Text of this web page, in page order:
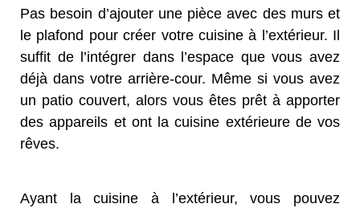
Pas besoin d’ajouter une pièce avec des murs et
le plafond pour créer votre cuisine à l’extérieur. Il
suffit de l’intégrer dans l’espace que vous avez
déjà dans votre arrière-cour. Même si vous avez
un patio couvert, alors vous êtes prêt à apporter
des appareils et ont la cuisine extérieure de vos
rêves.
Ayant la cuisine à l’extérieur, vous pouvez